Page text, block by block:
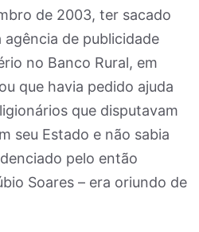
de 2003, ter sacado
de publicidade
no Banco Rural, em
que havia pedido ajuda
que disputavam
seu Estado e não sabia
pelo então
Soares – era oriundo de